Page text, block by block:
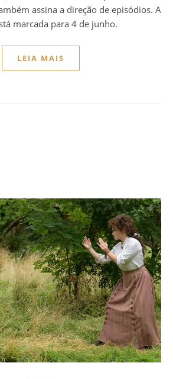
assina a direção de episódios. A
marcada para 4 de junho.
LEIA MAIS